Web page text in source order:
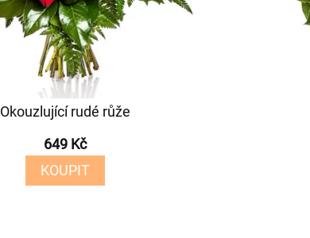
Okouzlující rudé růže
649 Kč
KOUPIT